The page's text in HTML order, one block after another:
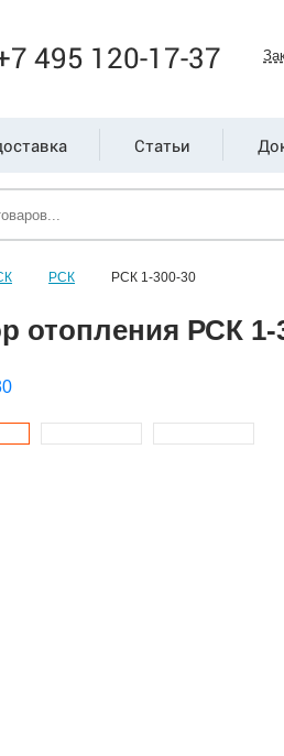
495 120-17-37
Статьи
РСК РСК 1-300-30
отопления РСК 1-